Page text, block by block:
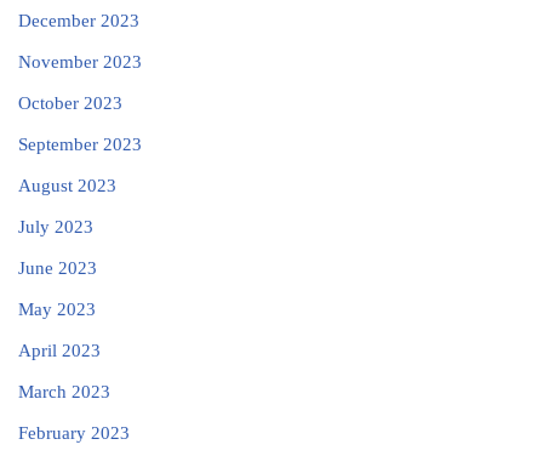
December 2023
November 2023
October 2023
September 2023
August 2023
July 2023
June 2023
May 2023
April 2023
March 2023
February 2023